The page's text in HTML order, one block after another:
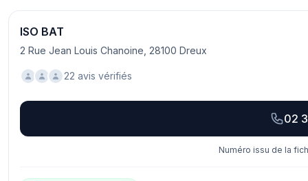
ISO BAT
2 Rue Jean Louis Chanoine, 28100 Dreux
22 avis vérifiés
02
Numéro issu de la